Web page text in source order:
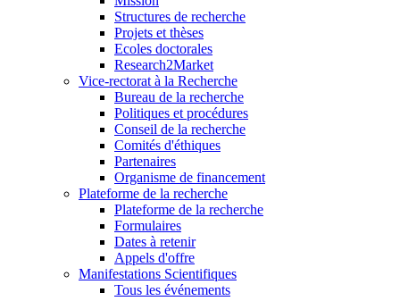
Structures de recherche
Projets et thèses
Ecoles doctorales
Research2Market
Vice-rectorat à la Recherche
Bureau de la recherche
Politiques et procédures
Conseil de la recherche
Comités d'éthiques
Partenaires
Organisme de financement
Plateforme de la recherche
Plateforme de la recherche
Formulaires
Dates à retenir
Appels d'offre
Manifestations Scientifiques
Tous les événements